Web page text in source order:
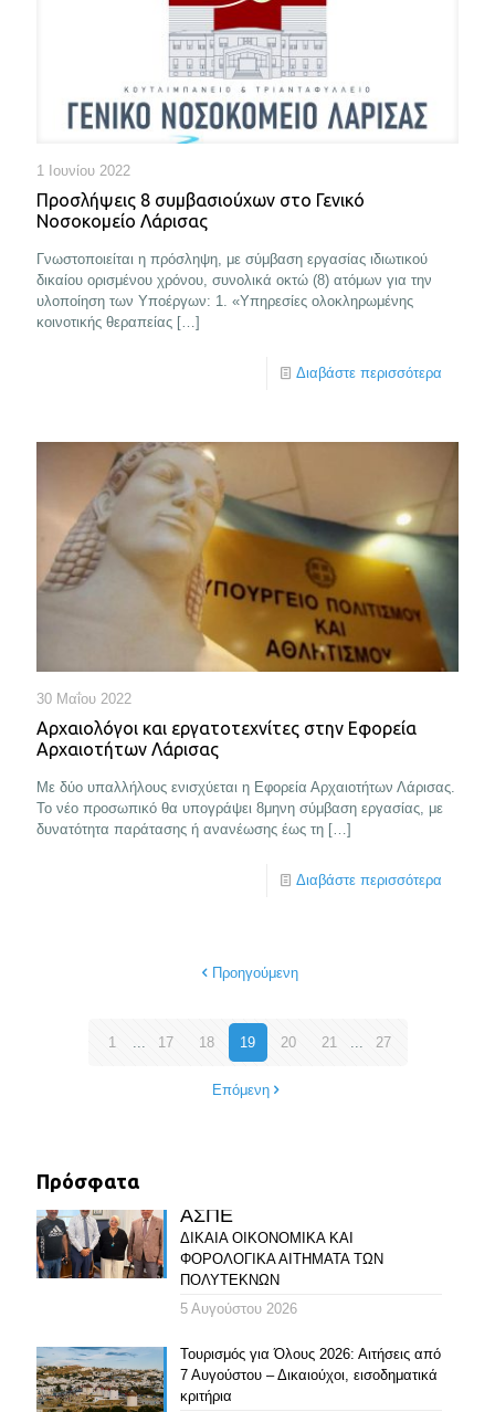
1 Ιουνίου 2022
Προσλήψεις 8 συμβασιούχων στο Γενικό
Νοσοκομείο Λάρισας
Γνωστοποιείται η πρόσληψη, με σύμβαση εργασίας ιδιωτικού
δικαίου ορισμένου χρόνου, συνολικά οκτώ (8) ατόμων για την
υλοποίηση των Υποέργων: 1. «Υπηρεσίες ολοκληρωμένης
κοινοτικής θεραπείας […]
Διαβάστε περισσότερα
30 Μαΐου 2022
Αρχαιολόγοι και εργατοτεχνίτες στην Εφορεία
Αρχαιοτήτων Λάρισας
Με δύο υπαλλήλους ενισχύεται η Εφορεία Αρχαιοτήτων Λάρισας.
Το νέο προσωπικό θα υπογράψει 8μηνη σύμβαση εργασίας, με
δυνατότητα παράτασης ή ανανέωσης έως τη […]
Διαβάστε περισσότερα
Προηγούμενη
1 17 18 19 20 21 27
Επόμενη
Πρόσφατα
ΑΣΠΕ
ΔΙΚΑΙΑ ΟΙΚΟΝΟΜΙΚΑ ΚΑΙ
ΦΟΡΟΛΟΓΙΚΑ ΑΙΤΗΜΑΤΑ ΤΩΝ
ΠΟΛΥΤΕΚΝΩΝ
5 Αυγούστου 2026
Τουρισμός για Όλους 2026: Αιτήσεις από
7 Αυγούστου – Δικαιούχοι, εισοδηματικά
κριτήρια